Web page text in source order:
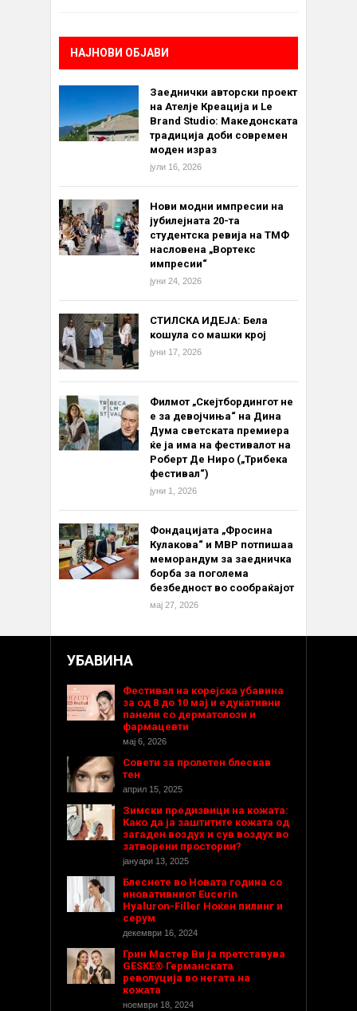
НАЈНОВИ ОБЈАВИ
Заеднички авторски проект
на Ателје Креација и Le
Brand Studio: Македонската
традиција доби современ
моден израз
јули 16, 2026
Нови модни импресии на
јубилејната 20-та
студентска ревија на ТМФ
насловена „Вортекс
импресии“
јуни 24, 2026
СТИЛСКА ИДЕЈА: Бела
кошула со машки крој
јуни 17, 2026
Филмот „Скејтбордингот не
е за девојчиња“ на Дина
Дума светската премиера
ќе ја има на фестивалот на
Роберт Де Ниро („Трибека
фестивал“)
јуни 1, 2026
Фондацијата „Фросина
Кулакова“ и МВР потпишаа
меморандум за заедничка
борба за поголема
безбедност во сообраќајот
мај 27, 2026
УБАВИНА
Фестивал на корејска убавина
за од 8 до 10 мај и едукативни
панели со дерматолози и
фармацевти
мај 6, 2026
Совети за пролетен блескав
тен
април 15, 2025
Зимски предизвици на кожата:
Како да ја заштитите кожата од
загаден воздух и сув воздух во
затворени простории?
јануари 13, 2025
Блеснете во Новата година со
иновативниот Eucerin
Hyaluron-Filler Ноќен пилинг и
серум
декември 16, 2024
Грин Мастер Ви ја претставува
GESKE® Германската
револуција во негата на
кожата
ноември 18, 2024